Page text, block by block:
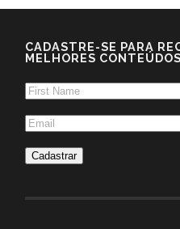
CADASTRE-SE PARA
MELHORES